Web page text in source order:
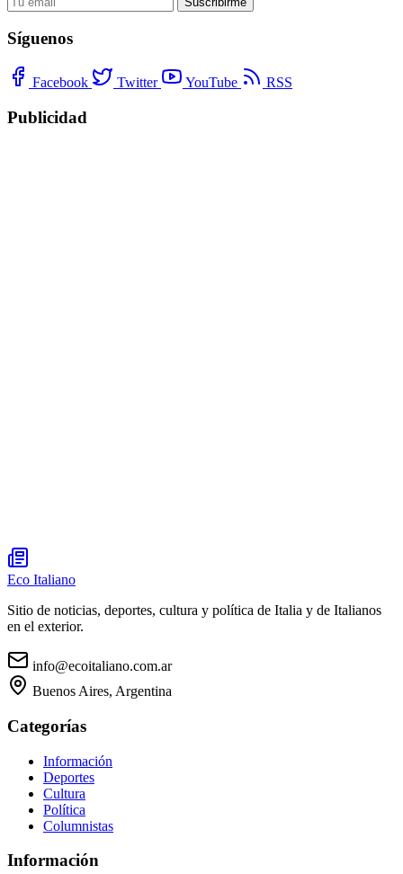
Síguenos
Facebook Twitter YouTube RSS
Publicidad
Eco Italiano
Sitio de noticias, deportes, cultura y política de Italia y de Italianos
en el exterior.
info@ecoitaliano.com.ar
Buenos Aires, Argentina
Categorías
Información
Deportes
Cultura
Política
Columnistas
Información